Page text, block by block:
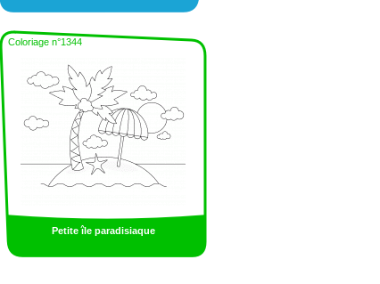
Coloriage n°1344
Petite île paradisiaque